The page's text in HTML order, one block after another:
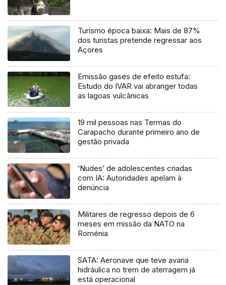
Turismo época baixa: Mais de 87%
dos turistas pretende regressar aos
Açores
Emissão gases de efeito estufa:
Estudo do IVAR vai abranger todas
as lagoas vulcânicas
19 mil pessoas nas Termas do
Carapacho durante primeiro ano de
gestão privada
‘Nudes’ de adolescentes criadas
com IA: Autoridades apelam à
denúncia
Militares de regresso depois de 6
meses em missão da NATO na
Roménia
SATA: Aeronave que teve avaria
hidráulica no trem de aterragem já
está operacional